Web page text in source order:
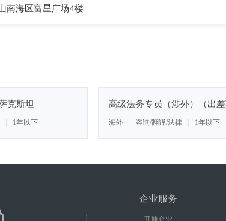
南海区富星广场4楼
克斯坦
3000~5000/月
1年以下
高级法务专员（涉外）（出
海外 咨询/翻译/法律 1年以下
企业服务
开通企业